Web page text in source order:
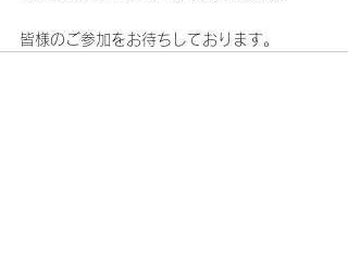
皆様のご参加をお待ちしております。